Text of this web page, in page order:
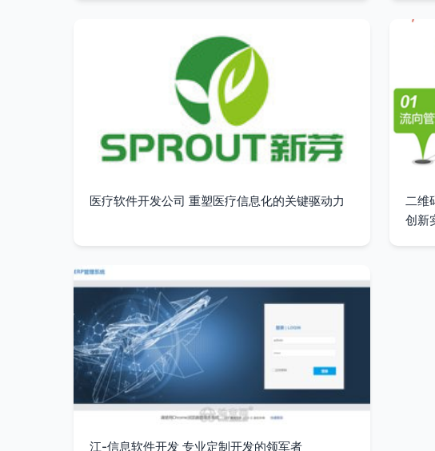
医疗软件开发公司 重塑医疗信息化的关键驱动力
二维
创新
江-信息软件开发 专业定制开发的领军者